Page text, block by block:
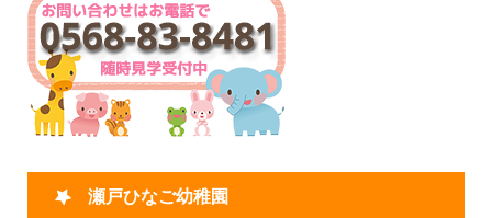
瀬戸ひなご幼稚園